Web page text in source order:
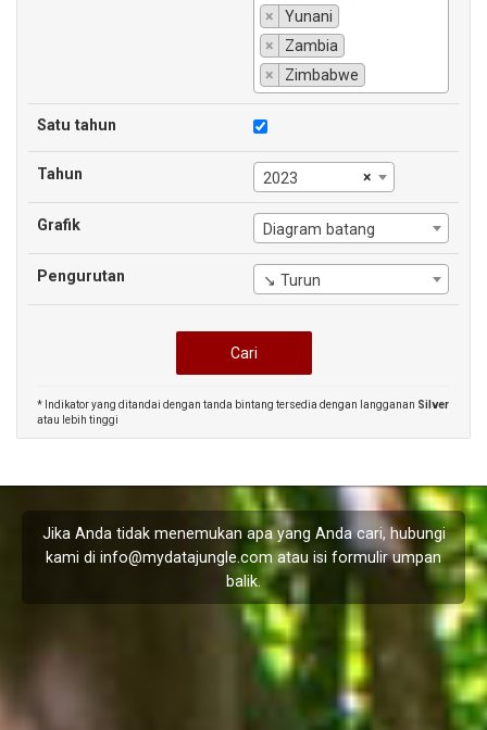
×
Yunani
×
Zambia
×
Zimbabwe
Satu tahun
Tahun ×
2023
Grafik Diagram batang
Pengurutan ↘ Turun
* Indikator yang ditandai dengan tanda bintang tersedia dengan langganan Silver
atau lebih tinggi
Jika Anda tidak menemukan apa yang Anda cari, hubungi
kami di info@mydatajungle.com atau isi formulirumpan
balik.